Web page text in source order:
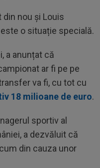
din nou și Louis
o situație specială.
a anunțat că
ar fi pe pe
va fi, cu tot cu
18 milioane de euro.
sportiv al
a dezvăluit că
din cauza unor